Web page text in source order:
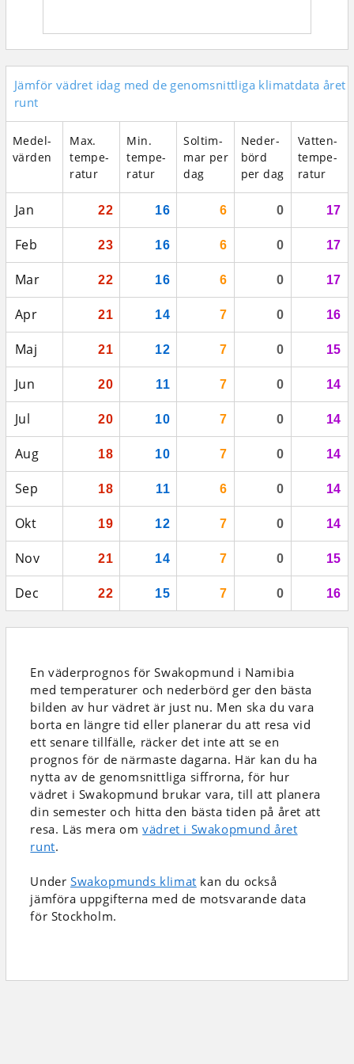
Jämför vädret idag med de genomsnittliga klimatdata året
runt
Medel­
vär­den
Max.
tempe­
ratur
Min.
tempe­
ratur
Sol­tim­
mar per
dag
Neder­
börd
per dag
Vatten­
tempe­
ratur
Jan 22 16 6 0 17
Feb 23 16 6 0 17
Mar 22 16 6 0 17
Apr 21 14 7 0 16
Maj 21 12 7 0 15
Jun 20 11 7 0 14
Jul 20 10 7 0 14
Aug 18 10 7 0 14
Sep 18 11 6 0 14
Okt 19 12 7 0 14
Nov 21 14 7 0 15
Dec 22 15 7 0 16
En väderprognos för Swakopmund i Namibia
med temperaturer och nederbörd ger den bästa
bilden av hur vädret är just nu. Men ska du vara
borta en längre tid eller planerar du att resa vid
ett senare tillfälle, räcker det inte att se en
prognos för de närmaste dagarna. Här kan du ha
nytta av de genomsnittliga siffrorna, för hur
vädret i Swakopmund brukar vara, till att planera
din semester och hitta den bästa tiden på året att
resa. Läs mera omvädret i Swakopmund året
runt.
Under Swakopmunds klimat kan du också
jämföra uppgifterna med de motsvarande data
för Stockholm.